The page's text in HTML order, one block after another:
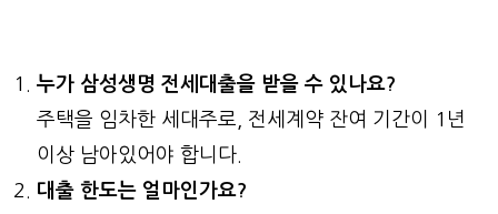
누가 삼성생명 전세대출을 받을 수 있나요?
주택을 임차한 세대주로, 전세계약 잔여 기간이 1년
이상 남아있어야 합니다.
대출 한도는 얼마인가요?